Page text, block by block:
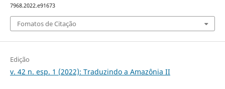
7968.2022.e91673
Fomatos de Citação
Edição
v. 42 n. esp. 1 (2022): Traduzindo a Amazônia II